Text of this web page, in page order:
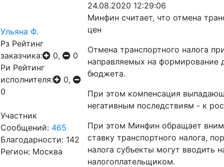
Ульяна Ф.
Рз Рейтинг
заказчика:
0,
0
Ри Рейтинг
исполнителя:
0,
0
Участник
Сообщений: 465
Благодарности: 142
Регион: Москва
24.08.2020 12:29:06
Минфин считает, что отмена
цен
Отмена транспортного налога
направляемых на формирование
бюджета.
При этом компенсация
негативным последствиям - к
При этом Минфин обращает
ставку транспортного налога,
налога субъекты могут вводить
налогоплательщиком.